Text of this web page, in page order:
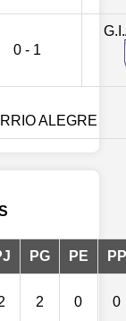
0 - 1
ALEGRE
PG PE PP
2 0 0